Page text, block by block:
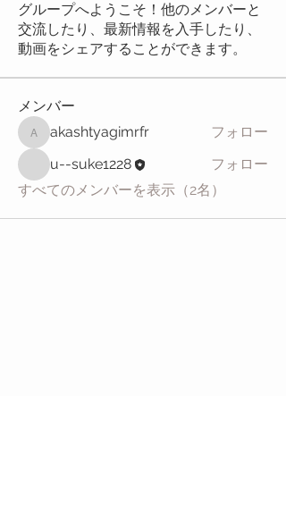
グループへようこそ！他のメンバーと
交流したり、最新情報を入手したり、
動画をシェアすることができます。
メンバー
akashtyagimrfr
akashtyagimrfr
フォロー
u--suke1228
フォロー
すべてのメンバーを表示（2名）